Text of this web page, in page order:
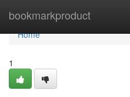
bookmarkproduct
Home
Home
1